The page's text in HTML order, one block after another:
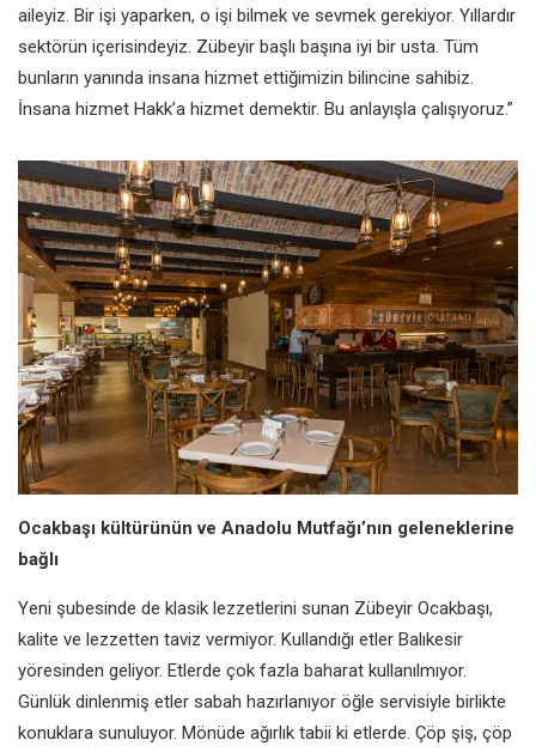
aileyiz. Bir işi yaparken, o işi bilmek ve sevmek gerekiyor. Yıllardır
sektörün içerisindeyiz. Zübeyir başlı başına iyi bir usta. Tüm
bunların yanında insana hizmet ettiğimizin bilincine sahibiz.
İnsana hizmet Hakk’a hizmet demektir. Bu anlayışla çalışıyoruz.”
Ocakbaşı kültürünün ve Anadolu Mutfağı’nın geleneklerine
bağlı
Yeni şubesinde de klasik lezzetlerini sunan Zübeyir Ocakbaşı,
kalite ve lezzetten taviz vermiyor. Kullandığı etler Balıkesir
yöresinden geliyor. Etlerde çok fazla baharat kullanılmıyor.
Günlük dinlenmiş etler sabah hazırlanıyor öğle servisiyle birlikte
konuklara sunuluyor. Mönüde ağırlık tabii ki etlerde. Çöp şiş, çöp